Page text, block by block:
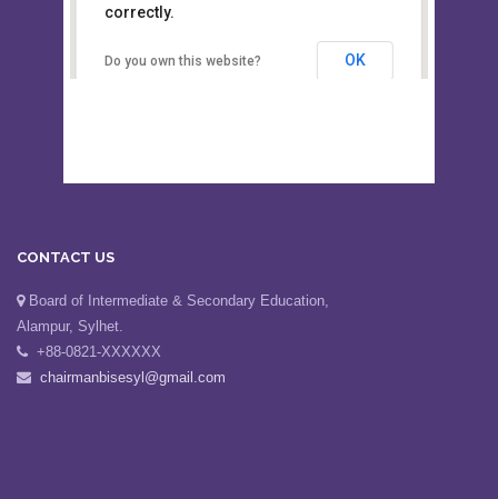
Board of Intermediate &
Secondary Education, Alampur,
Sylhet
This page can't load Google Maps
Board of Intermediate & Secondary Education,
Alampur, Sylhet.
+88-0821-XXXXXX